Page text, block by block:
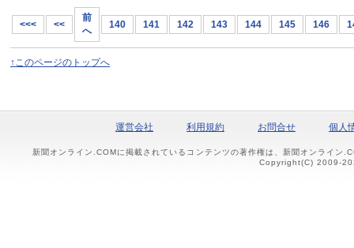
<<< <<
前
へ
140 141 142 143 144 145 146
↑このページのトップへ
運営会社 利用規約 お問合せ 個人
新聞オンライン.COMに掲載されているコンテンツの著作権は、新聞オンライン
Copyright(C) 2009-